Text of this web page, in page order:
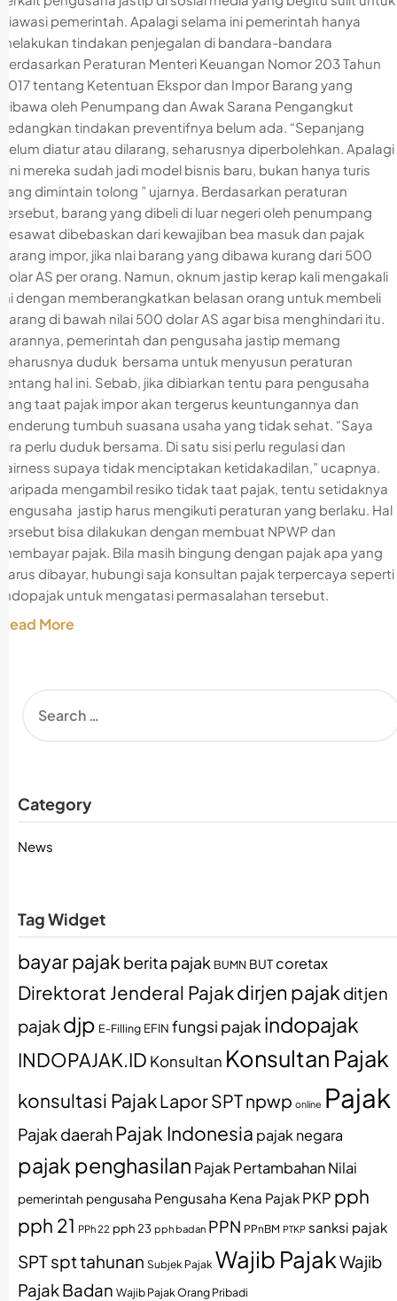
diawasi pemerintah. Apalagi selama ini pemerintah hanya
melakukan tindakan penjegalan di bandara-bandara
berdasarkan Peraturan Menteri Keuangan Nomor 203 Tahun
2017 tentang Ketentuan Ekspor dan Impor Barang yang
Dibawa oleh Penumpang dan Awak Sarana Pengangkut
sedangkan tindakan preventifnya belum ada. “Sepanjang
belum diatur atau dilarang, seharusnya diperbolehkan. Apalagi
kini mereka sudah jadi model bisnis baru, bukan hanya turis
yang dimintain tolong ” ujarnya. Berdasarkan peraturan
tersebut, barang yang dibeli di luar negeri oleh penumpang
pesawat dibebaskan dari kewajiban bea masuk dan pajak
barang impor, jika nlai barang yang dibawa kurang dari 500
dolar AS per orang. Namun, oknum jastip kerap kali mengakali
ini dengan memberangkatkan belasan orang untuk membeli
barang di bawah nilai 500 dolar AS agar bisa menghindari itu.
Sarannya, pemerintah dan pengusaha jastip memang
seharusnya duduk bersama untuk menyusun peraturan
tentang hal ini. Sebab, jika dibiarkan tentu para pengusaha
yang taat pajak impor akan tergerus keuntungannya dan
cenderung tumbuh suasana usaha yang tidak sehat. “Saya
kira perlu duduk bersama. Di satu sisi perlu regulasi dan
fairness supaya tidak menciptakan ketidakadilan,” ucapnya.
Daripada mengambil resiko tidak taat pajak, tentu setidaknya
pengusaha jastip harus mengikuti peraturan yang berlaku. Hal
tersebut bisa dilakukan dengan membuat NPWP dan
membayar pajak. Bila masih bingung dengan pajak apa yang
harus dibayar, hubungi saja konsultan pajak terpercaya seperti
Indopajak untuk mengatasi permasalahan tersebut.
Read More
Category
News
Tag Widget
bayar pajak berita pajak BUMN BUT coretax
Direktorat Jenderal Pajakdirjen pajak ditjen
pajakdjp E-Filling EFIN fungsi pajak indopajak
INDOPAJAK.ID Konsultan Konsultan Pajak
konsultasi PajakLapor SPTnpwp online Pajak
Pajak daerahPajak Indonesia pajak negara
pajak penghasilan Pajak Pertambahan Nilai
pemerintah pengusaha Pengusaha Kena Pajak PKP pph
pph 21 PPh 22 pph 23 pph badan PPN PPnBM PTKP sanksi pajak
SPTspt tahunan Subjek Pajak Wajib PajakWajib
Pajak Badan Wajib Pajak Orang Pribadi